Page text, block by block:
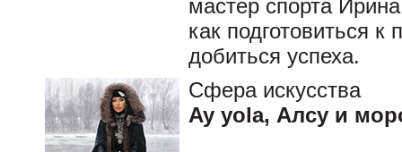
мастер спорта
как подготовиться
добиться успеха.
Сфера искусства
Ay yola, Алсу и